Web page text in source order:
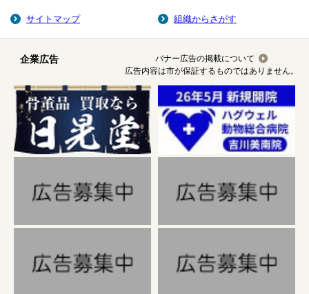
サイトマップ 組織からさがす
企業広告
バナー広告の掲載について
広告内容は市が保証するものではありません。